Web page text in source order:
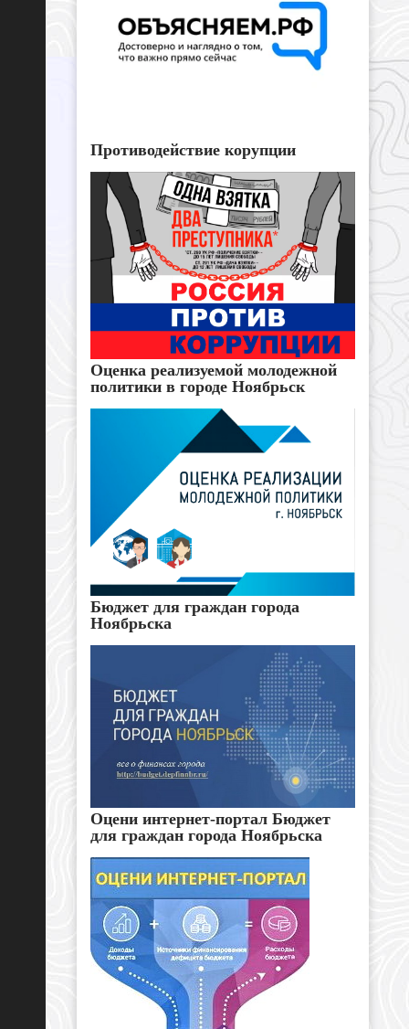
Противодействие корупции
Оценка реализуемой молодежной
политики в городе Ноябрьск
Бюджет для граждан города
Ноябрьска
Оцени интернет-портал Бюджет
для граждан города Ноябрьска